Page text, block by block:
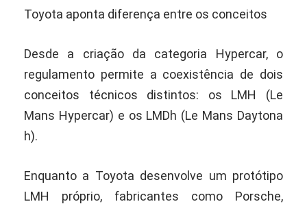
Toyota aponta diferença entre os conceitos
Desde a criação da categoria Hypercar, o
regulamento permite a coexistência de dois
conceitos técnicos distintos: os LMH (Le
Mans Hypercar) e os LMDh (Le Mans Daytona
h).
Enquanto a Toyota desenvolve um protótipo
LMH próprio, fabricantes como Porsche,